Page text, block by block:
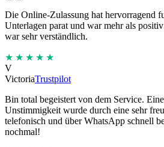
Die Online-Zulassung hat hervorragend
Unterlagen parat und war mehr als
war sehr verständlich.
★★★★★
V
VictoriaTrustpilot
Bin total begeistert von dem Service.
Unstimmigkeit wurde durch eine sehr
telefonisch und über WhatsApp schnell
nochmal!